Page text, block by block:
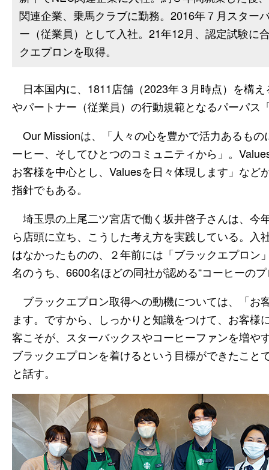
関連企業、乗馬クラブに勤務。2016年７月スター
ー（従業員）として入社。21年12月、認定試験に
クエプロンを取得。
日本国内に、1811店舗（2023年３月時点）を構
やパートナー（従業員）の行動規範となるパーパス
Our Missionは、「人々の心を豊かで活力あるも
ーヒー、そしてひとつのコミュニティから」。
お客様を中心とし、Valuesを日々体現します」な
指針でもある。
埼玉県の上尾二ツ宮店で働く坂井啓子さんは、今
ら店頭に立ち、こうした考え方を実践している。
はなかったものの、２年前には「ブラックエプロン
名のうち、6600名ほどの同社が認める“コーヒーの
ブラックエプロン取得への動機については、「お
ます。ですから、しっかりと知識をつけて、お客
客こそが、スターバックスやコーヒーファンを増や
ブラックエプロンを着けるという目標ができたこと
と話す。